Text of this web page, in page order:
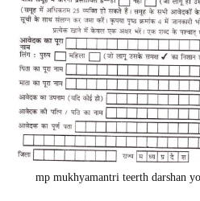
mp mukhyamantri teerth darshan